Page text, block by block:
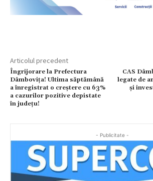
Articolul precedent
Îngrijorare la Prefectura
Dâmbovița! Ultima săptămână
a înregistrat o creștere cu 63%
a cazurilor pozitive depistate
în județu!
CAS
legate de
și
- Publicitate -